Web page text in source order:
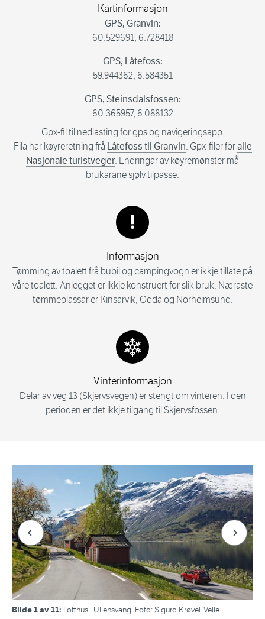
Kartinformasjon
GPS, Granvin:
60.529691, 6.728418
GPS, Låtefoss:
59.944362, 6.584351
GPS, Steinsdalsfossen:
60.365957, 6.088132
Gpx-fil til nedlasting for gps og navigeringsapp.
Fila har køyreretning frå Låtefoss til Granvin. Gpx-filer foralle
Nasjonale turistveger. Endringar av køyremønster må
brukarane sjølv tilpasse.
Informasjon
Tømming av toalett frå bubil og campingvogn er ikkje tillate på
våre toalett. Anlegget er ikkje konstruert for slik bruk. Næraste
tømmeplassar er Kinsarvik, Odda og Norheimsund.
Vinterinformasjon
Delar av veg 13 (Skjervsvegen) er stengt om vinteren. I den
perioden er det ikkje tilgang til Skjervsfossen.
Forrige bilde
Bilde 1 av 11: Lofthus i Ullensvang. Foto: Sigurd Krøvel-Velle
Neste